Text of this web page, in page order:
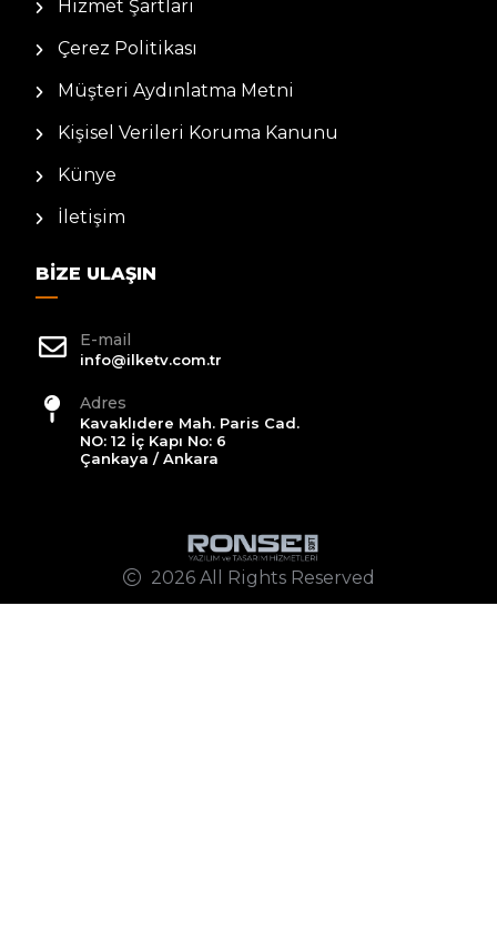
Hizmet Şartları
Çerez Politikası
Müşteri Aydınlatma Metni
Kişisel Verileri Koruma Kanunu
Künye
İletişim
BIZE ULAŞIN
E-mail
info@ilketv.com.tr
Adres
Kavaklıdere Mah. Paris Cad.
NO: 12 İç Kapı No: 6
Çankaya / Ankara
2026 All Rights Reserved